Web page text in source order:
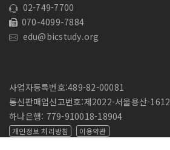
02-749-7700
070-4099-7884
edu@bicstudy.org
사업자등록번호:489-82-00081
통신판매업신고번호:제2022-서울용산-1612
하나은행: 779-910018-18904
개인정보 처리방침 이용약관